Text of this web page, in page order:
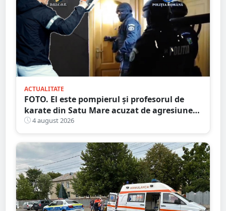
ACTUALITATE
FOTO. El este pompierul și profesorul de
karate din Satu Mare acuzat de agresiune
intimă asupra unui minor
4 august 2026